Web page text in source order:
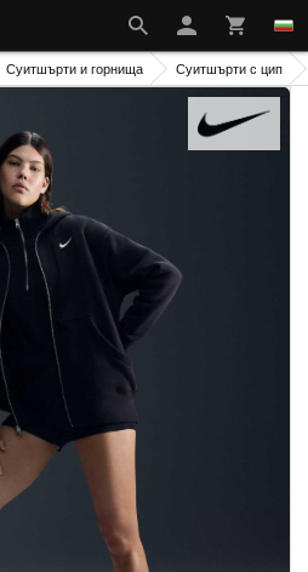
Суитшърти и горнища Суитшърти с цип